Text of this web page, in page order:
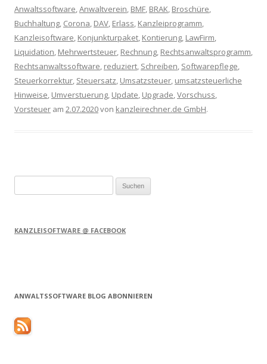
Anwaltssoftware,Anwaltverein, BMF, BRAK, Broschüre,
Buchhaltung, Corona, DAV, Erlass, Kanzleiprogramm,
Kanzleisoftware, Konjunkturpaket, Kontierung, LawFirm,
Liquidation, Mehrwertsteuer, Rechnung, Rechtsanwaltsprogramm,
Rechtsanwaltssoftware, reduziert, Schreiben, Softwarepflege,
Steuerkorrektur, Steuersatz, Umsatzsteuer, umsatzsteuerliche
Hinweise, Umverstuerung, Update, Upgrade,Vorschuss,
Vorsteuer am 2.07.2020von kanzleirechner.de GmbH.
nach:
KANZLEISOFTWARE @ FACEBOOK
ANWALTSSOFTWARE BLOG ABONNIEREN